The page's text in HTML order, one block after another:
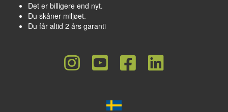
Det er billigere end nyt.
Du skåner miljøet.
Du får altid 2 års garanti